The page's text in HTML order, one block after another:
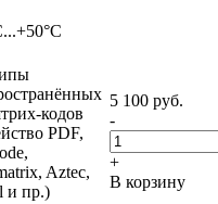
кодов
PDF,
Aztec,
и пр.)
5 100 руб.
-
+
В корзину